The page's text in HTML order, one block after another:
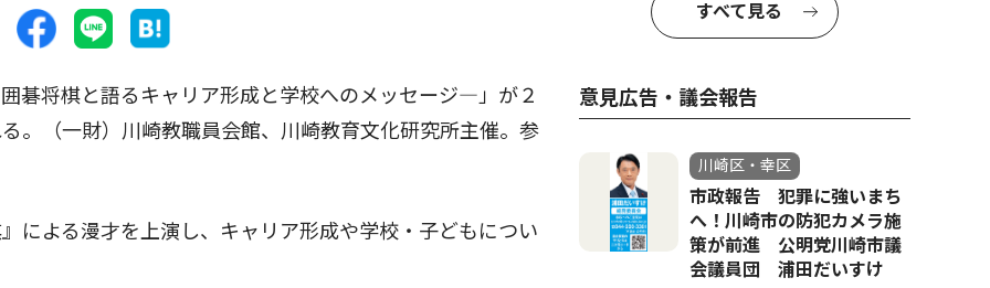
将棋と語るキャリア形成と学校へのメッセージ―」が２
。（一財）川崎教職員会館、川崎教育文化研究所主催。参
よる漫才を上演し、キャリア形成や学校・子どもについ
すべて見る
意見広告・議会報告
川崎区・幸区
市政報告 犯罪に強いまち
へ！川崎市の防犯カメラ施
策が前進 公明党川崎市議
会議員団 浦田だいすけ